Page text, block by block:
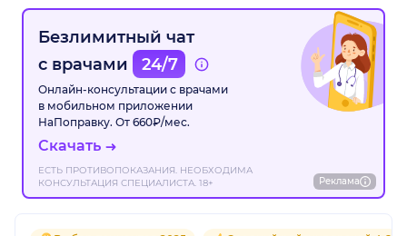
Безлимитный чат
с врачами
24/7
Онлайн-консультации с врачами
в мобильном приложении
НаПоправку. От 660₽/мес.
Скачать
ЕСТЬ ПРОТИВОПОКАЗАНИЯ. НЕОБХОДИМА
КОНСУЛЬТАЦИЯ СПЕЦИАЛИСТА. 18+
Реклама